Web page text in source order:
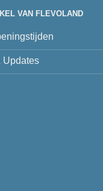
VAN FLEVOLAND
Updates